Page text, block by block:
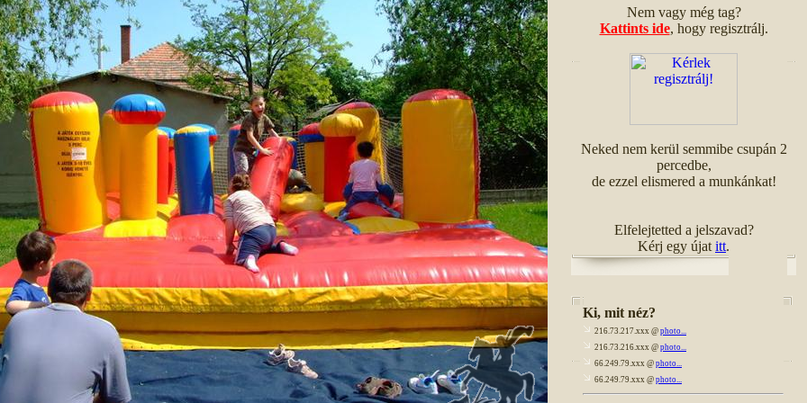
Nem vagy még tag?
Kattints ide, hogy regisztrálj.
Neked nem kerül semmibe csupán 2
percedbe,
de ezzel elismered a munkánkat!
Elfelejtetted a jelszavad?
Kérj egy újat itt.
Ki, mit néz?
216.73.217.xxx @ photo...
216.73.216.xxx @ photo...
66.249.79.xxx @ photo...
66.249.79.xxx @ photo...